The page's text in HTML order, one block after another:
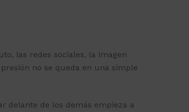
las redes sociales, la imagen
no se queda en una simple
delante de los demás empieza a